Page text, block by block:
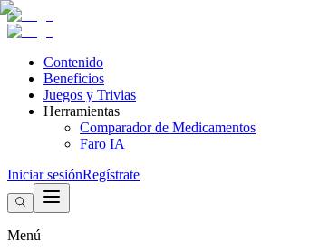
Contenido
Beneficios
Juegos y Trivias
Herramientas
Comparador de Medicamentos
Faro IA
Iniciar sesiónRegístrate
Menú